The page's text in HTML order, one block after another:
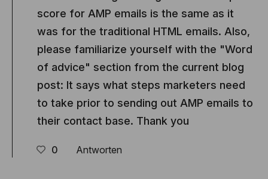
score for AMP emails is the same as it
was for the traditional HTML emails. Also,
please familiarize yourself with the "Word
of advice" section from the current blog
post: It says what steps marketers need
to take prior to sending out AMP emails to
their contact base. Thank you
0 Antworten